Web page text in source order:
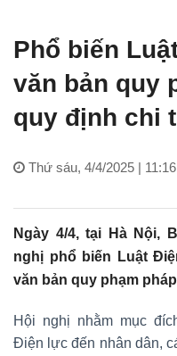
Phổ biến
văn bản quy
quy định chi
Thứ sáu, 4/4/2025 |
Ngày 4/4, tại Hà Nội,
nghị phổ biến Luật
văn bản quy phạm
Hội nghị nhằm mục
Điện lực đến nhân dân,